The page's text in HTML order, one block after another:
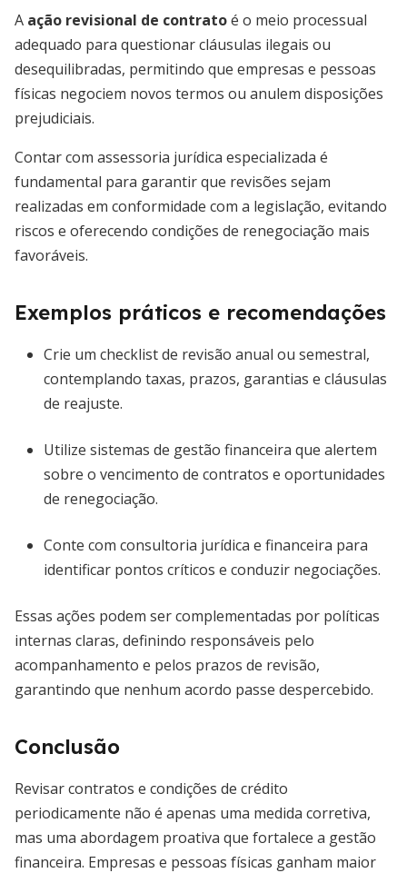
A ação revisional de contratoé o meio processual
adequado para questionar cláusulas ilegais ou
desequilibradas, permitindo que empresas e pessoas
físicas negociem novos termos ou anulem disposições
prejudiciais.
Contar com assessoria jurídica especializada é
fundamental para garantir que revisões sejam
realizadas em conformidade com a legislação, evitando
riscos e oferecendo condições de renegociação mais
favoráveis.
Exemplos práticos e recomendações
Crie um checklist de revisão anual ou semestral,
contemplando taxas, prazos, garantias e cláusulas
de reajuste.
Utilize sistemas de gestão financeira que alertem
sobre o vencimento de contratos e oportunidades
de renegociação.
Conte com consultoria jurídica e financeira para
identificar pontos críticos e conduzir negociações.
Essas ações podem ser complementadas por políticas
internas claras, definindo responsáveis pelo
acompanhamento e pelos prazos de revisão,
garantindo que nenhum acordo passe despercebido.
Conclusão
Revisar contratos e condições de crédito
periodicamente não é apenas uma medida corretiva,
mas uma abordagem proativa que fortalece a gestão
financeira. Empresas e pessoas físicas ganham maior